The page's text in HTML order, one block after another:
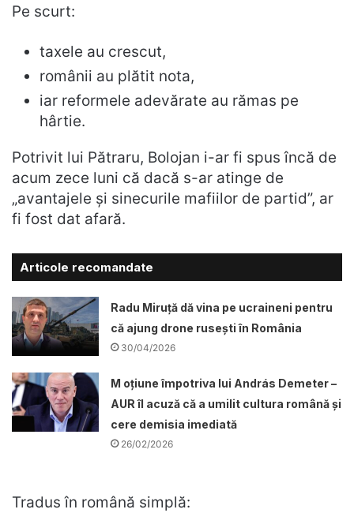
Pe scurt:
taxele au crescut,
românii au plătit nota,
iar reformele adevărate au rămas pe
hârtie.
Potrivit lui Pătraru, Bolojan i-ar fi spus încă de
acum zece luni că dacă s-ar atinge de
„avantajele și sinecurile mafiilor de partid”, ar
fi fost dat afară.
Articole recomandate
Radu Miruță dă vina pe ucraineni pentru
că ajung drone rusești în România
30/04/2026
M oțiune împotriva lui András Demeter –
AUR îl acuză că a umilit cultura română și
cere demisia imediată
26/02/2026
Tradus în română simplă: